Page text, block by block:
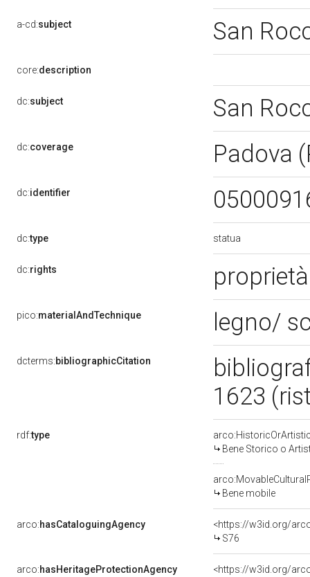
a-cd:subject San
core:description
dc:subject San
dc:coverage Padova
dc:identifier
dc:type statua
dc:rights
pico:materialAndTechnique legno/
dcterms:bibliographicCitation
1623
rdf:type
Bene Storico o
Bene mobile
arco:hasCataloguingAgency
<https://w3id.org/
S76
arco:hasHeritageProtectionAgency
<https://w3id.org/